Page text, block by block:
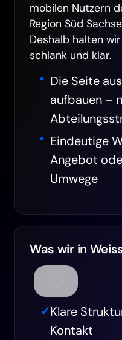
mobilen Nutzern
Region Süd
Deshalb halten
schlank und klar.
Die Seite
aufbauen –
Eindeutige
Angebot
Umwege
Was wir in
Klare
Kontakt